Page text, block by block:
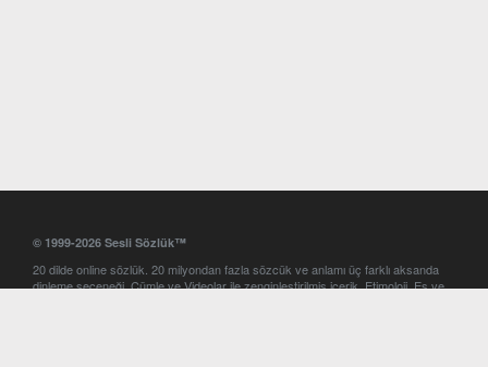
© 1999-2026 Sesli Sözlük™
20 dilde online sözlük. 20 milyondan fazla sözcük ve anlamı üç farklı aksanda
dinleme seçeneği. Cümle ve Videolar ile zenginleştirilmiş içerik. Etimoloji, Eş ve